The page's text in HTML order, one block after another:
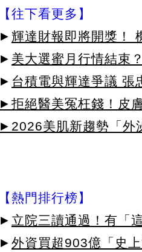
【往下看更多】
► 輝達財報即將開獎！
► 美大選蜜月行情結束
► 台積電與輝達爭議 張
►拒絕醫美冤枉錢！皮
►2026美肌新趨勢「外
【熱門排行榜】
► 立院三讀通過！有「
► 外資買超903億「史